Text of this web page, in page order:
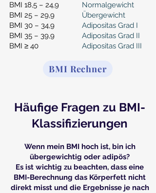
Häufige Fragen zu BMI-
Klassifizierungen
Wenn mein BMI hoch ist, bin ich
übergewichtig oder adipös?
Es ist wichtig zu beachten, dass eine
BMI-Berechnung das Körperfett nicht
direkt misst und die Ergebnisse je nach
BMI 18,5 – 24,9
BMI 25 – 29,9
BMI 30 – 34,9
BMI 35 – 39,9
BMI ≥ 40
Normalgewicht
Übergewicht
Adipositas Grad I
Adipositas Grad II
Adipositas Grad III
BMI Rechner